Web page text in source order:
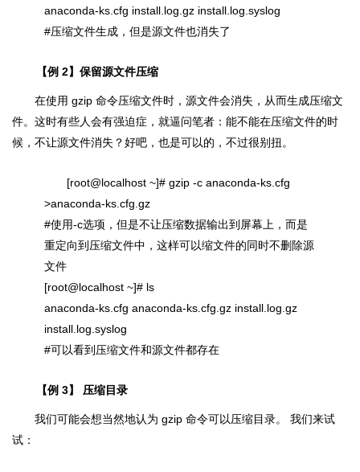
anaconda-ks.cfg install.log.gz install.log.syslog
#压缩文件生成，但是源文件也消失了
【例 2】保留源文件压缩
在使用 gzip 命令压缩文件时，源文件会消失，从而生成压缩文
件。这时有些人会有强迫症，就逼问笔者：能不能在压缩文件的时
候，不让源文件消失？好吧，也是可以的，不过很别扭。
[root@localhost ~]# gzip -c anaconda-ks.cfg
>anaconda-ks.cfg.gz
#使用-c选项，但是不让压缩数据输出到屏幕上，而是
重定向到压缩文件中，这样可以缩文件的同时不删除源
文件
[root@localhost ~]# ls
anaconda-ks.cfg anaconda-ks.cfg.gz install.log.gz
install.log.syslog
#可以看到压缩文件和源文件都存在
【例 3】 压缩目录
我们可能会想当然地认为 gzip 命令可以压缩目录。 我们来试
试：